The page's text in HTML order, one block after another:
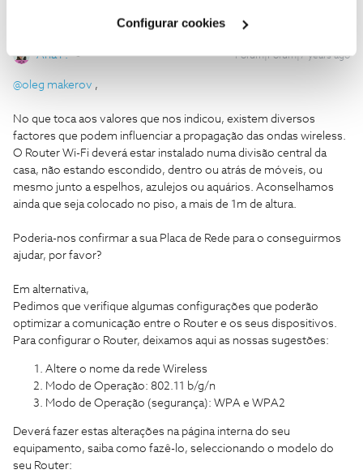
Configurar cookies
Ana P. Forum|Forum|7 years ago
@oleg makerov ,
No que toca aos valores que nos indicou, existem diversos
factores que podem influenciar a propagação das ondas wireless.
O Router Wi-Fi deverá estar instalado numa divisão central da
casa, não estando escondido, dentro ou atrás de móveis, ou
mesmo junto a espelhos, azulejos ou aquários. Aconselhamos
ainda que seja colocado no piso, a mais de 1m de altura.
Poderia-nos confirmar a sua Placa de Rede para o conseguirmos
ajudar, por favor?
Em alternativa,
Pedimos que verifique algumas configurações que poderão
optimizar a comunicação entre o Router e os seus dispositivos.
Para configurar o Router, deixamos aqui as nossas sugestões:
Altere o nome da rede Wireless
Modo de Operação: 802.11 b/g/n
Modo de Operação (segurança): WPA e WPA2
Deverá fazer estas alterações na página interna do seu
equipamento, saiba como fazê-lo, seleccionando o modelo do
seu Router: